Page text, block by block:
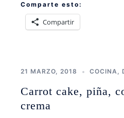
Comparte esto:
Compartir
21 MARZO, 2018 COCINA,
Carrot cake, piña,
crema